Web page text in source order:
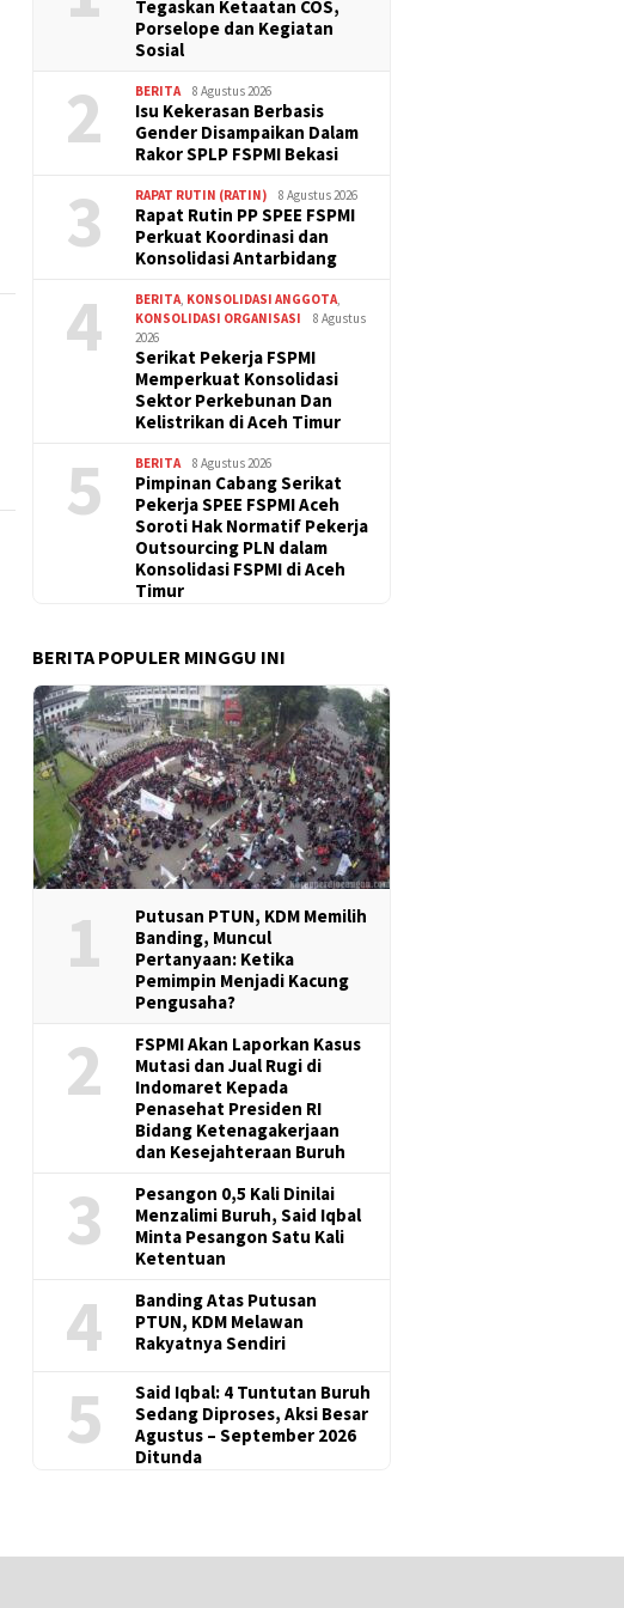
Tegaskan Ketaatan COS,
Porselope dan Kegiatan
Sosial
2 BERITA 8 Agustus 2026
Isu Kekerasan Berbasis
Gender Disampaikan Dalam
Rakor SPLP FSPMI Bekasi
3 RAPAT RUTIN (RATIN) 8 Agustus 2026
Rapat Rutin PP SPEE FSPMI
Perkuat Koordinasi dan
Konsolidasi Antarbidang
4 BERITA KONSOLIDASI ANGGOTA
KONSOLIDASI ORGANISASI
8 Agustus
2026
Serikat Pekerja FSPMI
Memperkuat Konsolidasi
Sektor Perkebunan Dan
Kelistrikan di Aceh Timur
5 BERITA 8 Agustus 2026
Pimpinan Cabang Serikat
Pekerja SPEE FSPMI Aceh
Soroti Hak Normatif Pekerja
Outsourcing PLN dalam
Konsolidasi FSPMI di Aceh
Timur
BERITA POPULER MINGGU INI
1
Putusan PTUN, KDM Memilih
Banding, Muncul
Pertanyaan: Ketika
Pemimpin Menjadi Kacung
Pengusaha?
2
FSPMI Akan Laporkan Kasus
Mutasi dan Jual Rugi di
Indomaret Kepada
Penasehat Presiden RI
Bidang Ketenagakerjaan
dan Kesejahteraan Buruh
3
Pesangon 0,5 Kali Dinilai
Menzalimi Buruh, Said Iqbal
Minta Pesangon Satu Kali
Ketentuan
4
Banding Atas Putusan
PTUN, KDM Melawan
Rakyatnya Sendiri
5
Said Iqbal: 4 Tuntutan Buruh
Sedang Diproses, Aksi Besar
Agustus – September 2026
Ditunda